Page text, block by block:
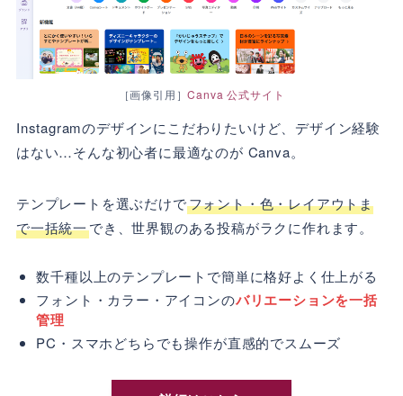
［画像引用］Canva 公式サイト
Instagramのデザインにこだわりたいけど、デザイン経験
はない…そんな初心者に最適なのが Canva。
テンプレートを選ぶだけでフォント・色・レイアウトま
で一括統一でき、世界観のある投稿がラクに作れます。
数千種以上のテンプレートで簡単に格好よく仕上がる
フォント・カラー・アイコンのバリエーションを一括
管理
PC・スマホどちらでも操作が直感的でスムーズ